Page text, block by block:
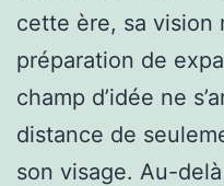
cette ère, sa vision
préparation de
champ d’idée ne
distance de
son visage. Au-